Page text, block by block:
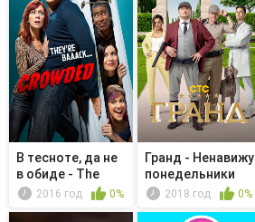
В тесноте, да не
в обиде - The
Fixer2016 год 0%
Гранд - Ненавижу
понедельники
2018 год 0%